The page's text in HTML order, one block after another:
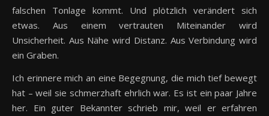
falschen Tonlage kommt. Und plötzlich verändert sich
etwas. Aus einem vertrauten Miteinander wird
Unsicherheit. Aus Nähe wird Distanz. Aus Verbindung wird
ein Graben.
Ich erinnere mich an eine Begegnung, die mich tief bewegt
hat – weil sie schmerzhaft ehrlich war. Es ist ein paar Jahre
her. Ein guter Bekannter schrieb mir, weil er erfahren